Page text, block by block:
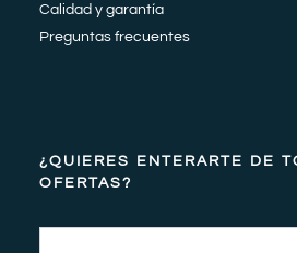
Calidad y garantía
Preguntas frecuentes
¿QUIERES ENTERARTE DE
OFERTAS?